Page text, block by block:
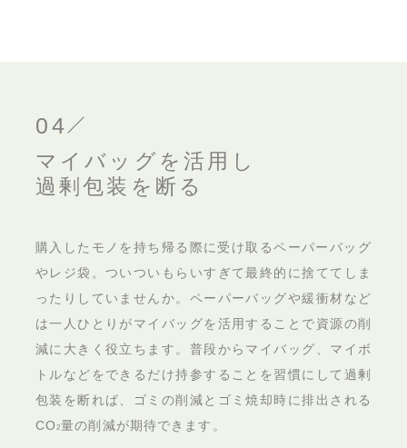
04
マイバッグを活用し
過剰包装を断る
購入したモノを持ち帰る際に受け取るペーパーバッグ
やレジ袋。ついついもらいすぎて最終的に捨ててしま
ったりしていませんか。ペーパーバッグや緩衝材など
は一人ひとりがマイバッグを活用することで資源の削
減に大きく役立ちます。普段からマイバッグ、マイボ
トルなどをできるだけ持参することを習慣にして過剰
包装を断れば、ゴミの削減とゴミ焼却時に排出される
CO2量の削減が期待できます。